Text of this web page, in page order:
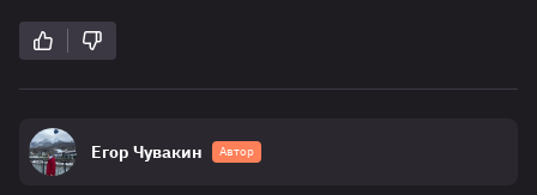
Егор Чувакин Автор